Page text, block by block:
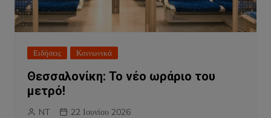
Ειδήσεις Κοινωνικά
Θεσσαλονίκη: Το νέο ωράριο του
μετρό!
NT 22 Ιουνίου 2026